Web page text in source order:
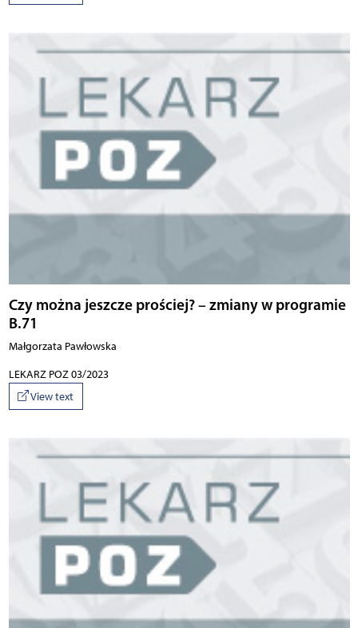
Czy można jeszcze prościej? – zmiany w programie
B.71
Małgorzata Pawłowska
LEKARZ POZ 03/2023
View text